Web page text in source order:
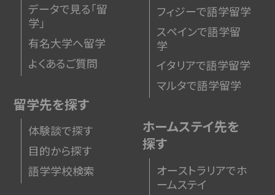
データで見る「留
学」
有名大学へ留学
よくあるご質問
留学先を探す
体験談で探す
目的から探す
語学学校検索
フィジーで語学留学
スペインで語学留
学
イタリアで語学留学
マルタで語学留学
ホームステイ先を
探す
オーストラリアでホ
ームステイ